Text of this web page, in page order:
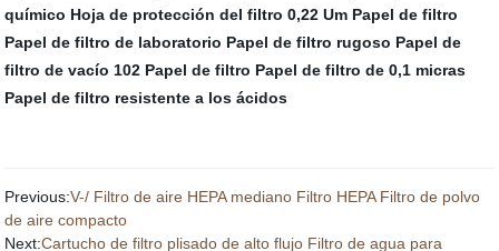
químico Hoja de protección del filtro 0,22 Um Papel de filtro
Papel de filtro de laboratorio Papel de filtro rugoso Papel de
filtro de vacío 102 Papel de filtro Papel de filtro de 0,1 micras
Papel de filtro resistente a los ácidos
Previous:V-/ Filtro de aire HEPA mediano Filtro HEPA Filtro de polvo
de aire compacto
Next:Cartucho de filtro plisado de alto flujo Filtro de agua para